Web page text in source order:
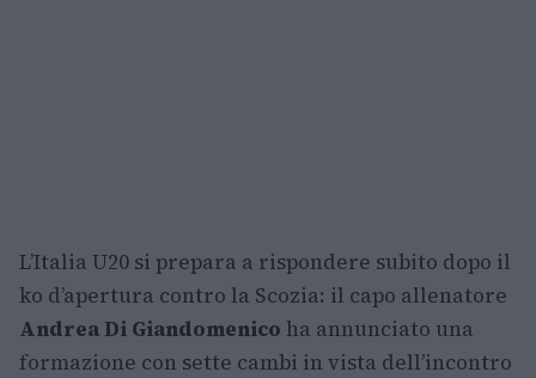
L’Italia U20 si prepara a rispondere subito dopo il
ko d’apertura contro la Scozia: il capo allenatore
Andrea Di Giandomenico ha annunciato una
formazione con sette cambi in vista dell’incontro